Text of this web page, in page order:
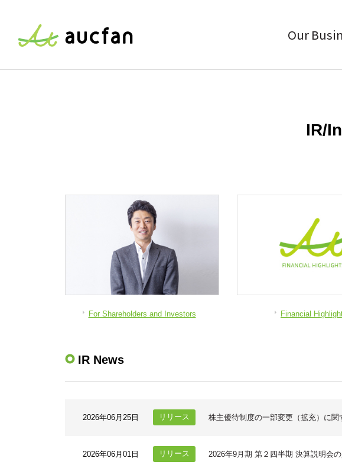
Our
IR/
For Shareholders and Investors Financial
IR News
2026年06月25日 株主優待制度の一部変更（拡充）に関
2026年06月01日 2026年9月期 第２四半期 決算説明会